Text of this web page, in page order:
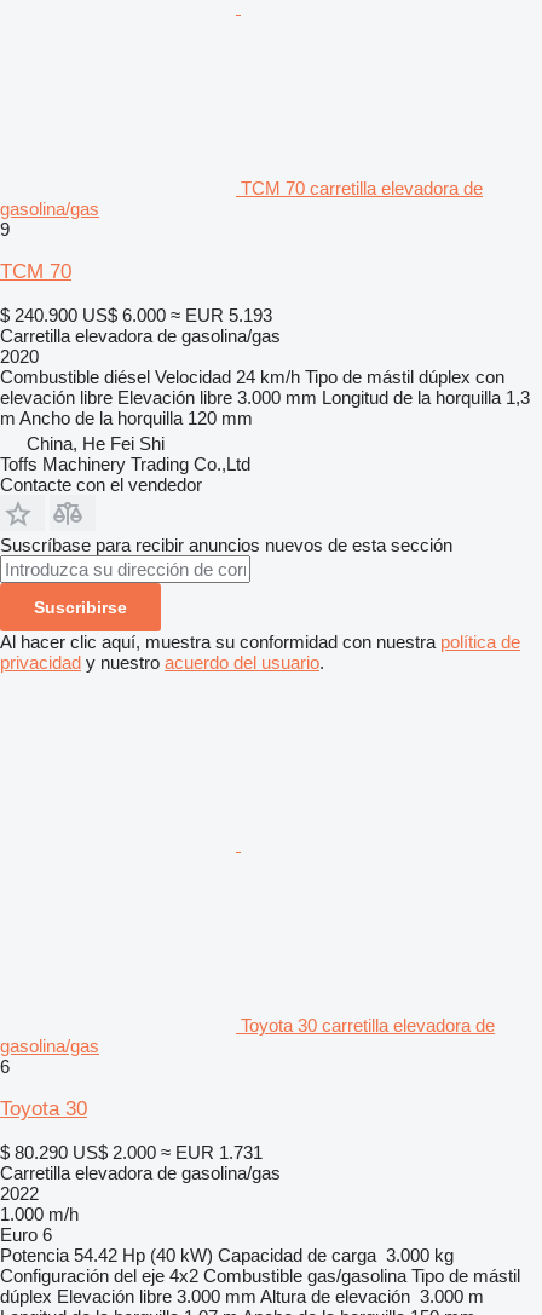
TCM 70 carretilla elevadora de
gasolina/gas
9
TCM 70
$ 240.900 US$ 6.000 ≈ EUR 5.193
Carretilla elevadora de gasolina/gas
2020
Combustible diésel Velocidad 24 km/h Tipo de mástil dúplex con
elevación libre Elevación libre 3.000 mm Longitud de la horquilla 1,3
m Ancho de la horquilla 120 mm
China, He Fei Shi
Toffs Machinery Trading Co.,Ltd
Contacte con el vendedor
Suscríbase para recibir anuncios nuevos de esta sección
Suscribirse
Al hacer clic aquí, muestra su conformidad con nuestra política de
privacidad y nuestro acuerdo del usuario.
Toyota 30 carretilla elevadora de
gasolina/gas
6
Toyota 30
$ 80.290 US$ 2.000 ≈ EUR 1.731
Carretilla elevadora de gasolina/gas
2022
1.000 m/h
Euro 6
Potencia 54.42 Hp (40 kW) Capacidad de carga 3.000 kg
Configuración del eje 4x2 Combustible gas/gasolina Tipo de mástil
dúplex Elevación libre 3.000 mm Altura de elevación 3.000 m